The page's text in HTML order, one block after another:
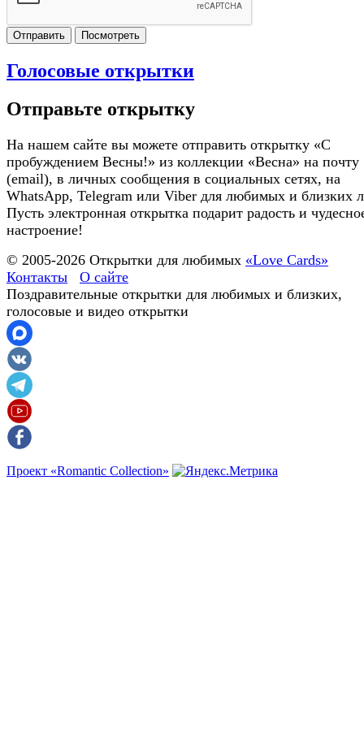
Отправить Посмотреть
Голосовые открытки
Отправьте открытку
На нашем сайте вы можете отправить открытку «С
пробуждением Весны!» из коллекции «Весна» на почту
(email), в личных сообщения в социальных сетях, на
WhatsApp, Telegram или Viber для любимых и близких
Пусть электронная открытка подарит радость и
настроение!
© 2005-2026 Открытки для любимых «Love Cards»
Контакты
О сайте
Поздравительные открытки для любимых и близких,
голосовые и видео открытки
Проект «Romantic Collection»